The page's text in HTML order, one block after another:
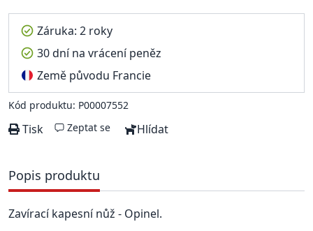
Záruka: 2 roky
30 dní na vrácení peněz
Země původu Francie
Kód produktu: P00007552
Tisk Zeptat se Hlídat
Popis produktu
Zavírací kapesní nůž - Opinel.